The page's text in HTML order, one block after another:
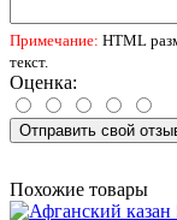
Примечание: HTML
текст.
Оценка:
Отправить свой
Похожие товары